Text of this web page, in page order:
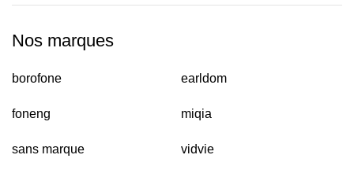
Nos marques
borofone earldom
foneng miqia
sans marque vidvie